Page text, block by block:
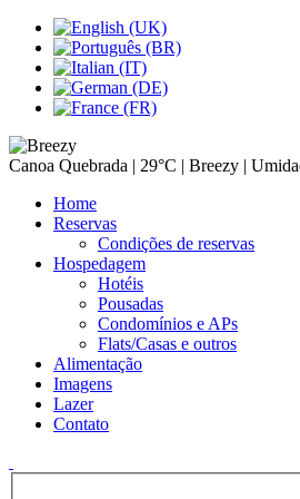
Canoa Quebrada | 29°C | Breezy |
Home
Reservas
Condições de reservas
Hospedagem
Hotéis
Pousadas
Condomínios e APs
Flats/Casas e outros
Alimentação
Imagens
Lazer
Contato